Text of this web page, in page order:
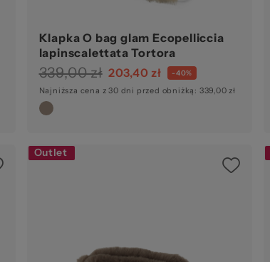
Klapka O bag glam Ecopelliccia
lapinscalettata Tortora
339,00 zł 203,40 zł -40%
Najniższa cena z 30 dni przed obniżką: 339,00 zł
Outlet